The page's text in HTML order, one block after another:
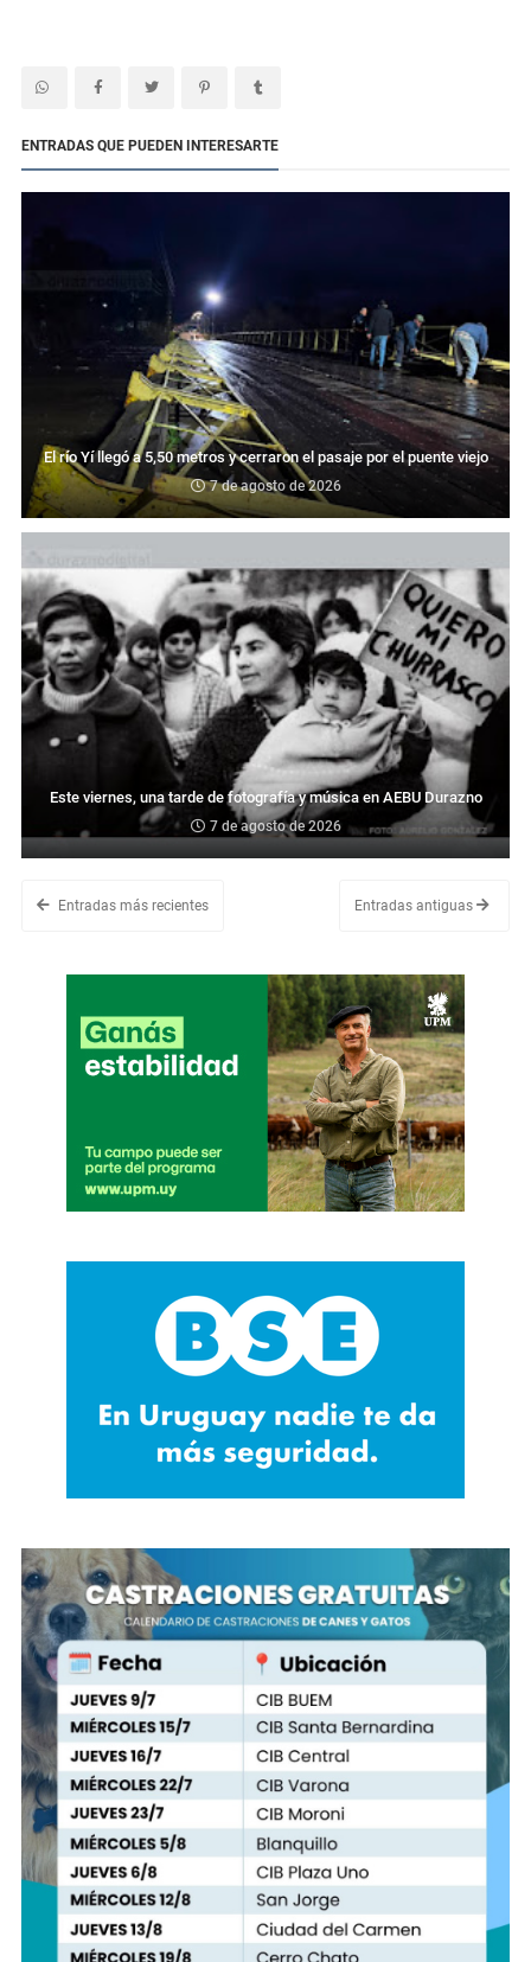
ENTRADAS QUE PUEDEN INTERESARTE
El río Yí llegó a 5,50 metros y cerraron el pasaje por el puente viejo
7 de agosto de 2026
Este viernes, una tarde de fotografía y música en AEBU Durazno
7 de agosto de 2026
Entradas más recientes Entradas antiguas